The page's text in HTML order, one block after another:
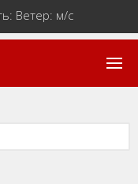
Ветер: м/с